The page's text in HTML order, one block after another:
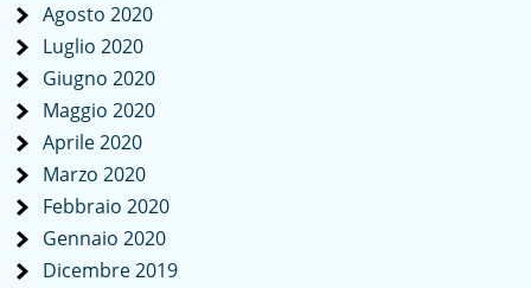
Agosto 2020
Luglio 2020
Giugno 2020
Maggio 2020
Aprile 2020
Marzo 2020
Febbraio 2020
Gennaio 2020
Dicembre 2019